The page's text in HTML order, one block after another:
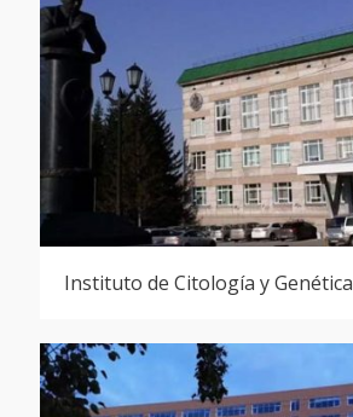
Instituto de Citología y Genética